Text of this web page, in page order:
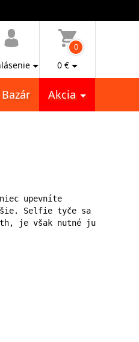
0
0 €
Bazár Akcia
upevníte
Selfie tyče sa
je však nutné ju